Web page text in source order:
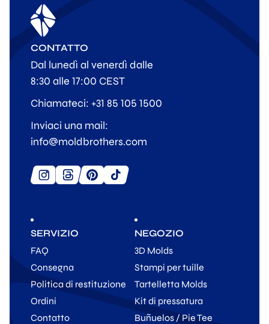
SERVIZIO
FAQ
Consegna
Politica di restituzione
Ordini
Contatto
NEGOZIO
3D Molds
Stampi per tuille
Tartelletta Molds
Kit di pressatura
Buñuelos / Pie Tee
CONTATTO
Dal lunedì al venerdì dalle
8:30 alle 17:00 CEST
Chiamateci: +31 85 105 1500
Inviaci una mail:
info@moldbrothers.com